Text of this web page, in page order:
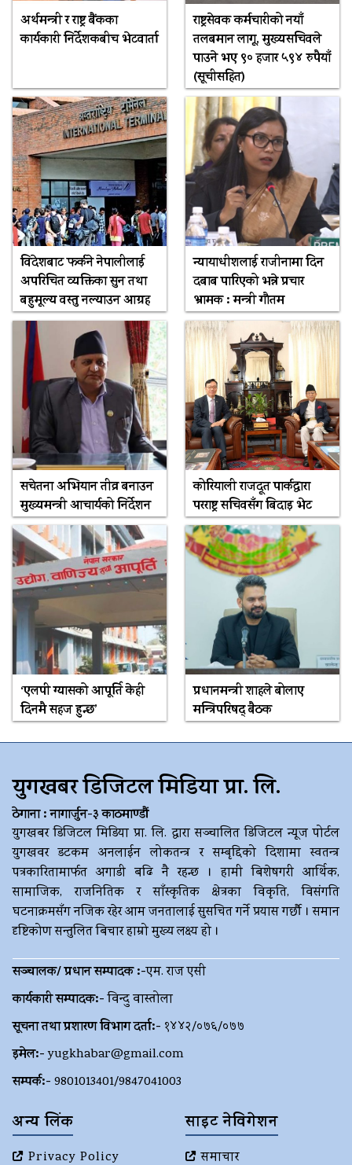
अर्थमन्त्री र राष्ट्र बैंकका
कार्यकारी निर्देशकबीच भेटवार्ता
राष्ट्रसेवक कर्मचारीको नयाँ
तलबमान लागू, मुख्यसचिवले
पाउने भए ९० हजार ५९४ रुपैयाँ
(सूचीसहित)
विदेशबाट फर्कने नेपालीलाई
अपरिचित व्यक्तिका सुन तथा
बहुमूल्य वस्तु नल्याउन आग्रह
न्यायाधीशलाई राजीनामा दिन
दबाब पारिएको भन्ने प्रचार
भ्रामक : मन्त्री गौतम
सचेतना अभियान तीव्र बनाउन
मुख्यमन्त्री आचार्यको निर्देशन
कोरियाली राजदूत पार्कद्वारा
परराष्ट्र सचिवसँग बिदाइ भेट
‘एलपी ग्यासको आपूर्ति केही
दिनमै सहज हुन्छ’
प्रधानमन्त्री शाहले बोलाए
मन्त्रिपरिषद् बैठक
युगखबर डिजिटल मिडिया प्रा. लि.
ठेगाना : नागार्जुन-३ काठमाण्डौं
युगखबर डिजिटल मिडिया प्रा. लि. द्धारा सञ्चालित डिजिटल न्यूज पोर्टल
युगखवर डटकम अनलाईन लोकतन्त्र र सम्बृद्दिको दिशामा स्वतन्त्र
पत्रकारितामार्फत अगाडी बढि नै रहन्छ । हामी बिशेषगरी आर्थिक,
सामाजिक, राजनितिक र साँस्कृतिक क्षेत्रका विकृति, विसंगति
घटनाक्रमसँग नजिक रहेर आम जनतालाई सुसचित गर्ने प्रयास गर्छौ । समान
दृष्टिकोण सन्तुलित बिचार हाम्रो मुख्य लक्ष्य हो ।
सञ्चालक/ प्रधान सम्पादक :-एम. राज एसी
कार्यकारी सम्पादक:-विन्दु वास्तोला
सूचना तथा प्रशारण विभाग दर्ता:- १४४२/०७६/०७७
इमेल:- yugkhabar@gmail.com
सम्पर्क:- 9801013401/9847041003
अन्य लिंक
Privacy Policy
साइट नेविगेशन
समाचार